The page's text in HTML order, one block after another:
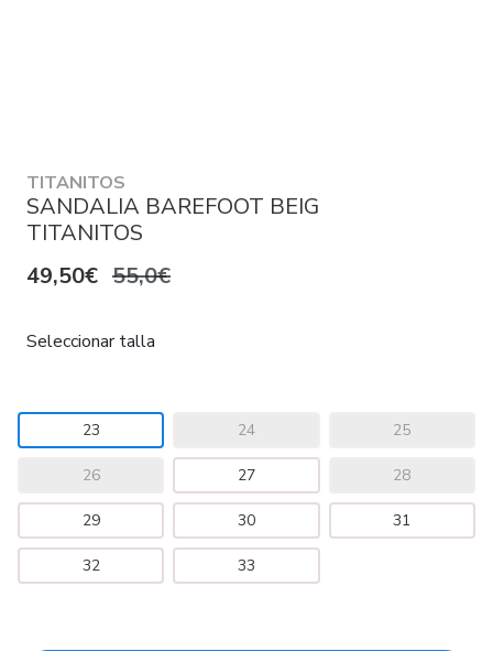
TITANITOS
SANDALIA BAREFOOT BEIG
TITANITOS
49,50€ 55,0€
Seleccionar talla
23 24 25
26 27 28
29 30 31
32 33